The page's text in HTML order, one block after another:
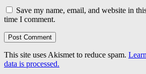
Save my name, email, and website in
time I comment.
This site uses Akismet to reduce spam.
data is processed.